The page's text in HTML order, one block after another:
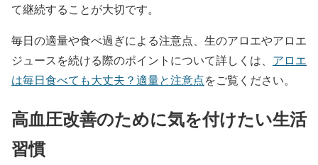
て継続することが大切です。
毎日の適量や食べ過ぎによる注意点、生のアロエやアロエ
ジュースを続ける際のポイントについて詳しくは、 アロエ
は毎日食べても大丈夫？適量と注意点をご覧ください。
高血圧改善のために気を付けたい生活
習慣